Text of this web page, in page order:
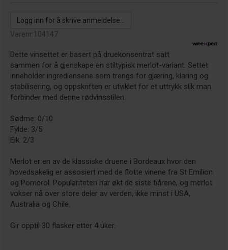
Logg inn for å skrive anmeldelse...
Varenr:104147
Dette vinsettet er basert på druekonsentrat satt
sammen for å gjenskape en stiltypisk merlot-variant. Settet
inneholder ingrediensene som trengs for gjæring, klaring og
stabilisering, og oppskriften er utviklet for et uttrykk slik man
forbinder med denne rødvinsstilen.
Sødme: 0/10
Fylde: 3/5
Eik: 2/3
Merlot er en av de klassiske druene i Bordeaux hvor den
hovedsakelig er assosiert med de flotte vinene fra St Emilion
og Pomerol. Populariteten har økt de siste tiårene, og merlot
vokser nå over store deler av verden, ikke minst i USA,
Australia og Chile.
Gir opptil 30 flasker etter 4 uker.